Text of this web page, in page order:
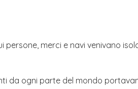
merci e navi venivano
da ogni parte del mondo